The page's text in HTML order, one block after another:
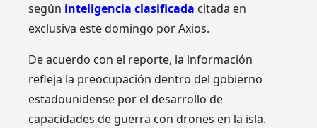
según inteligencia clasificada citada en
exclusiva este domingo por Axios.
De acuerdo con el reporte, la información
refleja la preocupación dentro del gobierno
estadounidense por el desarrollo de
capacidades de guerra con drones en la isla.